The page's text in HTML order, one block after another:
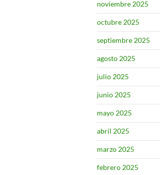
noviembre 2025
octubre 2025
septiembre 2025
agosto 2025
julio 2025
junio 2025
mayo 2025
abril 2025
marzo 2025
febrero 2025